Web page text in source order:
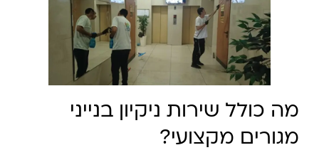
מה כולל שירות ניקיון בנייני
מגורים מקצועי?